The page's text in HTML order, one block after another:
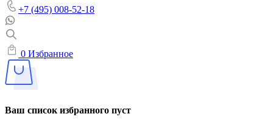
+7 (495) 008-52-18
0 Избранное
Ваш список избранного пуст